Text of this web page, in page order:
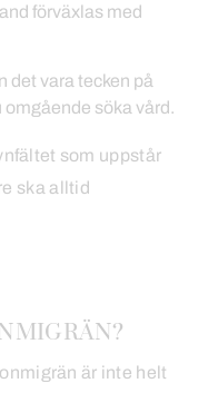
förväxlas med
det vara tecken på
omgående söka vård.
som uppstår
ska alltid
är inte helt